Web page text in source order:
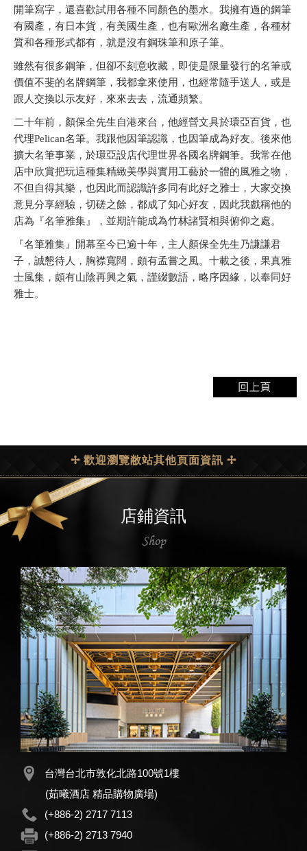
開筆寫字，還喜歡試用各種不同顏色的墨水。我擁有過的鋼筆
有國產，有日本貨，有美國生產，也有歐洲名廠生產，各種材
質和各種形式都有，就是沒有鋼珠筆和原子筆。
雖然有很多鋼筆，但卻不刻意收藏，即使是限量發行的名筆或
價值不斐的名牌鋼筆，我都拿來使用，也經常隨手送人，或是
跟人交換以示友好，來來去去，流通頻繁。
二十年前，顏保全先生自港來台，他經營文具於環亞百貨，也
代理Pelican名筆。我跟他因筆認識，也因筆成為好友。後來他
擴大名筆事業，於環亞設店代理世界各國名牌鋼筆。我常在他
店中欣賞把玩這種集精緻美學與實用工藝於一體的風雅之物，
不但自得其樂，也因此而認識許多同有此好之雅士，大家交換
意見分享經驗，切磋之餘，都成了知心好友，因此我戲稱他的
店為『名筆雅集』，並期許能成為竹林諸賢相與俯仰之處。
『名筆雅集』開幕至今已逾十年，主人顏保全先生乃謙謙君
子，誠懇待人，胸襟寬闊，頗有孟嘗之風。十載之後，果真雅
士風集，頗有山陰再興之氣，謹綴數語，略序因緣，以奉同好
雅士。
✢ 歡迎瀏覽敝站其他頁面資訊 ✢
店鋪資訊
Shop
台灣台北市敦化北路100號1樓
(茹曦酒店 精品購物廣場)
(+886-2) 2717 7113
(+886-2) 2713 7940